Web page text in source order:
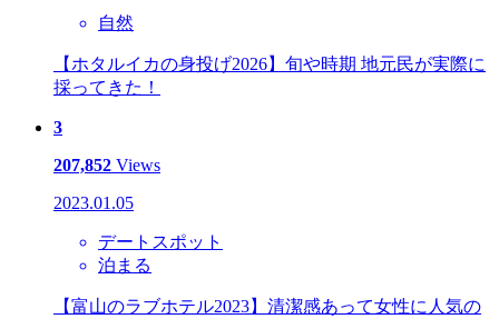
自然
【ホタルイカの身投げ2026】旬や時期 地元民が実際に
採ってきた！
3
207,852 Views
2023.01.05
デートスポット
泊まる
【富山のラブホテル2023】清潔感あって女性に人気の